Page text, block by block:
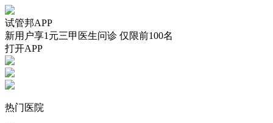
试管邦APP
新用户享1元三甲医生问诊 仅限前100名
打开APP
热门医院